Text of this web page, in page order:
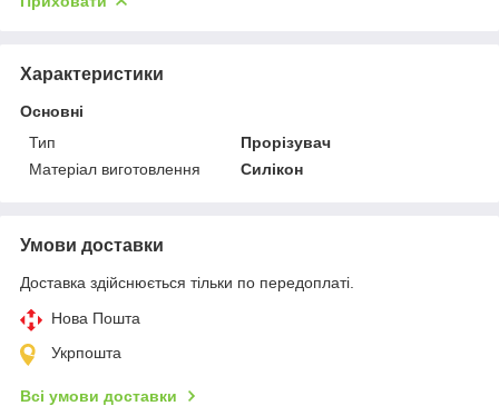
Характеристики
Основні
Тип
Прорізувач
Матеріал виготовлення
Силікон
Умови доставки
Доставка здійснюється тільки по передоплаті.
Нова Пошта
Укрпошта
Всі умови доставки